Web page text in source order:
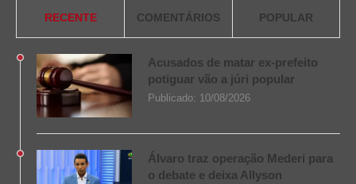
RECENTE COMENTÁRIOS POPULAR
Acusados de matar ex-prefeito
potiguar vão a júri popular
Publicado: 10/08/2026
Álvaro traz operação Mederi para
o debate e deixa Allyson